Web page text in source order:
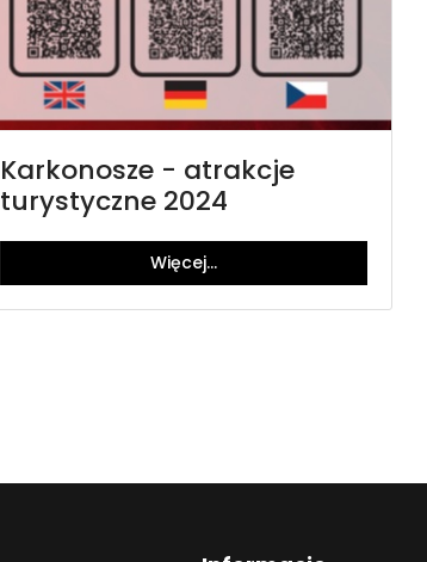
Karkonosze - atrakcje
turystyczne 2024
Więcej…